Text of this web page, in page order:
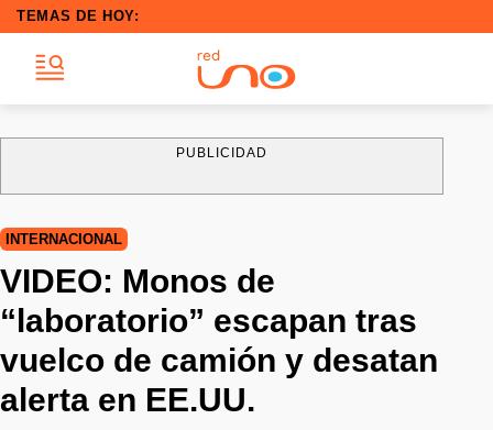
TEMAS DE HOY:
PUBLICIDAD
INTERNACIONAL
VIDEO: Monos de
“laboratorio” escapan tras
vuelco de camión y desatan
alerta en EE.UU.